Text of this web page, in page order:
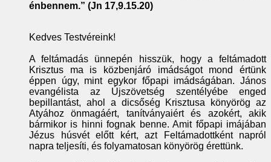
énbennem.” (Jn 17,9.15.20)
Kedves Testvéreink!
A feltámadás ünnepén hisszük, hogy a feltámadott
Krisztus ma is közbenjáró imádságot mond értünk
éppen úgy, mint egykor főpapi imádságában. János
evangélista az Újszövetség szentélyébe enged
bepillantást, ahol a dicsőség Krisztusa könyörög az
Atyához önmagáért, tanítványaiért és azokért, akik
bármikor is hinni fognak benne. Amit főpapi imájában
Jézus húsvét előtt kért, azt Feltámadottként napról
napra teljesíti, és folyamatosan könyörög érettünk.